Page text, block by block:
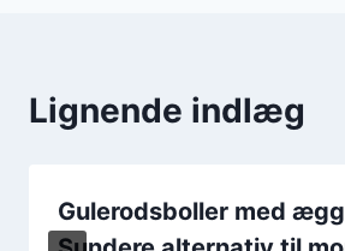
Lignende indlæg
Gulerodsboller med